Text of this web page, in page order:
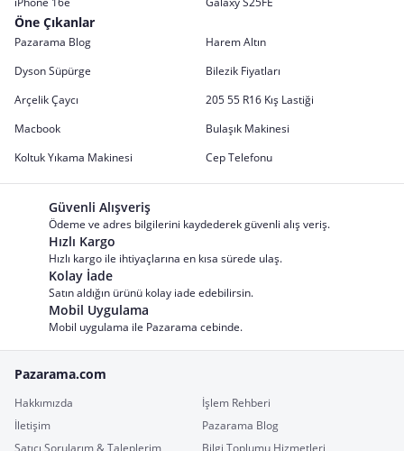
Öne Çıkanlar
Pazarama Blog
Harem Altın
Dyson Süpürge
Bilezik Fiyatları
Arçelik Çaycı
205 55 R16 Kış Lastiği
Macbook
Bulaşık Makinesi
Koltuk Yıkama Makinesi
Cep Telefonu
Güvenli Alışveriş
Ödeme ve adres bilgilerini kaydederek güvenli alış veriş.
Hızlı Kargo
Hızlı kargo ile ihtiyaçlarına en kısa sürede ulaş.
Kolay İade
Satın aldığın ürünü kolay iade edebilirsin.
Mobil Uygulama
Mobil uygulama ile Pazarama cebinde.
Pazarama.com
Hakkımızda
İşlem Rehberi
İletişim
Pazarama Blog
Satıcı Sorularım & Taleplerim
Bilgi Toplumu Hizmetleri